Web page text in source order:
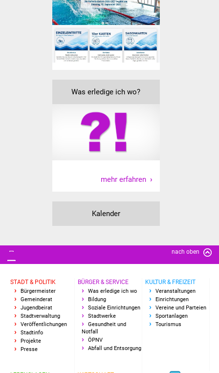
Seniorenwohn- und
Pflegeheim
Familien
Schülerferienprogramm
Migration und Integration
Wohnen
Wirtschaft
Haushalt & Infos
Was erledige ich wo?
mehr erfahren
Kalender
nach oben
STADT & POLITIK
Bürgermeister
Gemeinderat
Jugendbeirat
Stadtverwaltung
Veröffentlichungen
Stadtinfo
Projekte
Presse
BÜRGER & SERVICE
Was erledige ich wo
Bildung
Soziale Einrichtungen
Stadtwerke
Gesundheit und
Notfall
ÖPNV
Abfall und Entsorgung
KULTUR & FREIZEIT
Veranstaltungen
Einrichtungen
Vereine und Parteien
Sportanlagen
Tourismus